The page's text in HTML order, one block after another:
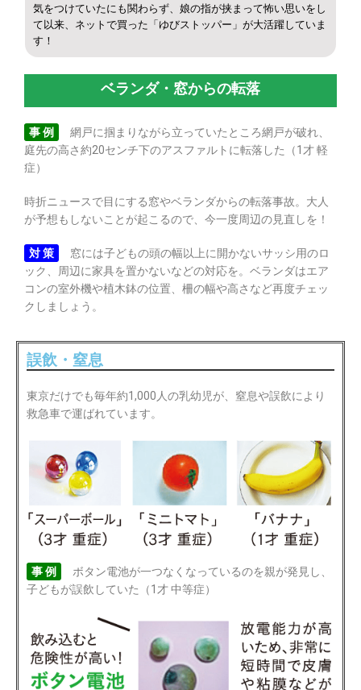
気をつけていたにも関わらず、娘の指が挟まって怖い思いをし
て以来、ネットで買った「ゆびストッパー」が大活躍していま
す！
ベランダ・窓からの転落
事 例
網戸に掴まりながら立っていたところ網戸が破れ、
庭先の高さ約20センチ下のアスファルトに転落した（1才 軽
症）
時折ニュースで目にする窓やベランダからの転落事故。大人
が予想もしないことが起こるので、今一度周辺の見直しを！
対 策
窓には子どもの頭の幅以上に開かないサッシ用のロ
ック、周辺に家具を置かないなどの対応を。ベランダはエア
コンの室外機や植木鉢の位置、柵の幅や高さなど再度チェッ
クしましょう。
誤飲・窒息
東京だけでも毎年約1,000人の乳幼児が、窒息や誤飲により
救急車で運ばれています。
事 例
ボタン電池が一つなくなっているのを親が発見し、
子どもが誤飲していた（1才 中等症）